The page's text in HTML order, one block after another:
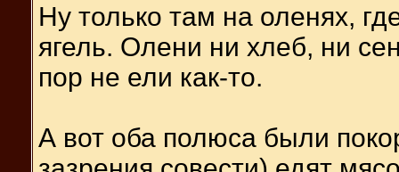
Ну только там на оленях,
ягель. Олени ни хлеб, ни
пор не ели как-то.
А вот оба полюса были